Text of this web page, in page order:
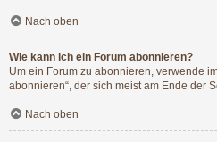
Nach oben
Wie kann ich ein Forum abonnieren?
Um ein Forum zu abonnieren, verwende
abonnieren“, der sich meist am Ende der
Nach oben